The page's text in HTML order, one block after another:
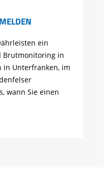
ein
Brutmonitoring in
in Unterfranken, im
wann Sie einen